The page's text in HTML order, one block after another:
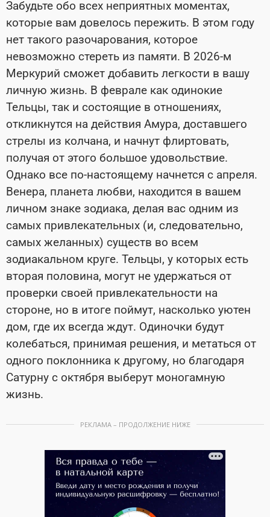
Забудьте обо всех неприятных моментах,
которые вам довелось пережить. В этом году
нет такого разочарования, которое
невозможно стереть из памяти. В 2026-м
Меркурий сможет добавить легкости в вашу
личную жизнь. В феврале как одинокие
Тельцы, так и состоящие в отношениях,
откликнутся на действия Амура, доставшего
стрелы из колчана, и начнут флиртовать,
получая от этого большое удовольствие.
Однако все по-настоящему начнется с апреля.
Венера, планета любви, находится в вашем
личном знаке зодиака, делая вас одним из
самых привлекательных (и, следовательно,
самых желанных) существ во всем
зодиакальном круге. Тельцы, у которых есть
вторая половина, могут не удержаться от
проверки своей привлекательности на
стороне, но в итоге поймут, насколько уютен
дом, где их всегда ждут. Одиночки будут
колебаться, принимая решения, и метаться от
одного поклонника к другому, но благодаря
Сатурну с октября выберут моногамную
жизнь.
РЕКЛАМА – ПРОДОЛЖЕНИЕ НИЖЕ